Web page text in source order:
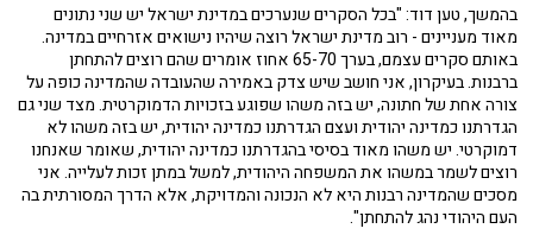
בהמשך, טען דוד: "בכל הסקרים שנערכים במדינת ישראל יש שני נתונים
מאוד מעניינים - רוב מדינת ישראל רוצה שיהיו נישואים אזרחיים במדינה.
באותם סקרים עצמם, בערך 65-70 אחוז אומרים שהם רוצים להתחתן
ברבנות. בעיקרון, אני חושב שיש צדק באמירה שהעובדה שהמדינה כופה על
צורה אחת של חתונה, יש בזה משהו שפוגע בזכויות הדמוקרטית. מצד שני גם
הגדרתנו כמדינה יהודית ועצם הגדרתנו כמדינה יהודית, יש בזה משהו לא
דמוקרטי. יש משהו מאוד בסיסי בהגדרתנו כמדינה יהודית, שאומר שאנחנו
רוצים לשמר במשהו את המשפחה היהודית, למשל במתן זכות לעלייה. אני
מסכים שהמדינה רבנות היא לא הנכונה והמדויקת, אלא הדרך המסורתית בה
העם היהודי נהג להתחתן".